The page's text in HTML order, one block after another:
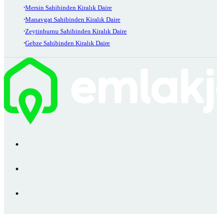
Mersin Sahibinden Kiralık Daire
Manavgat Sahibinden Kiralık Daire
Zeytinburnu Sahibinden Kiralık Daire
Gebze Sahibinden Kiralık Daire